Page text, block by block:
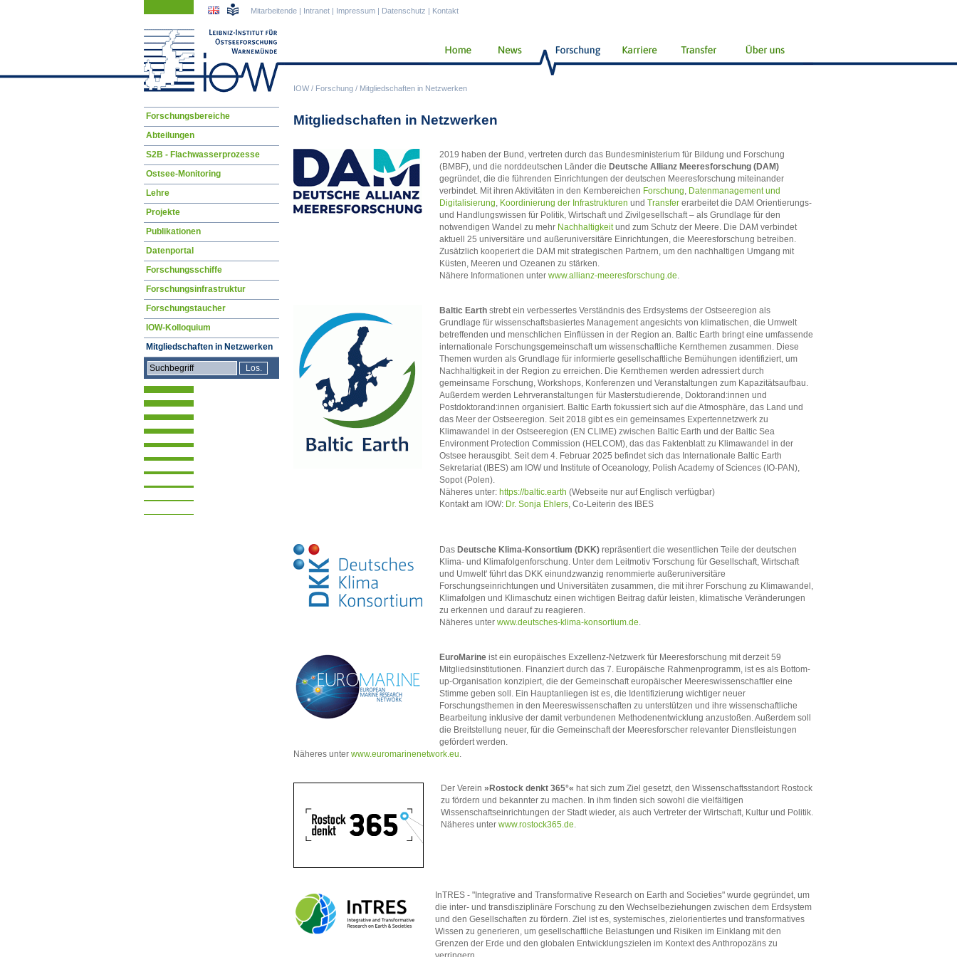
IOW/ Forschung / Mitgliedschaften in Netzwerken
Mitarbeitende | Intranet | Impressum | Datenschutz | Kontakt
Mitgliedschaften in Netzwerken
2019 haben der Bund, vertreten durch das Bundesministerium für Bildung und Forschung
(BMBF), und die norddeutschen Länder die Deutsche Allianz Meeresforschung (DAM)
gegründet, die die führenden Einrichtungen der deutschen Meeresforschung miteinander
verbindet. Mit ihren Aktivitäten in den Kernbereichen Forschung, Datenmanagement und
Digitalisierung, Koordinierung der Infrastrukturen und Transfererarbeitet die DAM Orientierungs-
und Handlungswissen für Politik, Wirtschaft und Zivilgesellschaft – als Grundlage für den
notwendigen Wandel zu mehr Nachhaltigkeitund zum Schutz der Meere. Die DAM verbindet
aktuell 25 universitäre und außeruniversitäre Einrichtungen, die Meeresforschung betreiben.
Zusätzlich kooperiert die DAM mit strategischen Partnern, um den nachhaltigen Umgang mit
Küsten, Meeren und Ozeanen zu stärken.
Nähere Informationen unter www.allianz-meeresforschung.de.
Baltic Earthstrebt ein verbessertes Verständnis des Erdsystems der Ostseeregion als
Grundlage für wissenschaftsbasiertes Management angesichts von klimatischen, die Umwelt
betreffenden und menschlichen Einflüssen in der Region an. Baltic Earth bringt eine umfassende
internationale Forschungsgemeinschaft um wissenschaftliche Kernthemen zusammen. Diese
Themen wurden als Grundlage für informierte gesellschaftliche Bemühungen identifiziert, um
Nachhaltigkeit in der Region zu erreichen. Die Kernthemen werden adressiert durch
gemeinsame Forschung, Workshops, Konferenzen und Veranstaltungen zum Kapazitätsaufbau.
Außerdem werden Lehrveranstaltungen für Masterstudierende, Doktorand:innen und
Postdoktorand:innen organisiert. Baltic Earth fokussiert sich auf die Atmosphäre, das Land und
das Meer der Ostseeregion. Seit 2018 gibt es ein gemeinsames Expertennetzwerk zu
Klimawandel in der Ostseeregion (EN CLIME) zwischen Baltic Earth und der Baltic Sea
Environment Protection Commission (HELCOM), das das Faktenblatt zu Klimawandel in der
Ostsee herausgibt. Seit dem 4. Februar 2025 befindet sich das Internationale Baltic Earth
Sekretariat (IBES) am IOW und Institute of Oceanology, Polish Academy of Sciences (IO-PAN),
Sopot (Polen).
Näheres unter: https://baltic.earth (Webseite nur auf Englisch verfügbar)
Kontakt am IOW: Dr. Sonja Ehlers, Co-Leiterin des IBES
Das Deutsche Klima-Konsortium (DKK)repräsentiert die wesentlichen Teile der deutschen
Klima- und Klimafolgenforschung. Unter dem Leitmotiv 'Forschung für Gesellschaft, Wirtschaft
und Umwelt' führt das DKK einundzwanzig renommierte außeruniversitäre
Forschungseinrichtungen und Universitäten zusammen, die mit ihrer Forschung zu Klimawandel,
Klimafolgen und Klimaschutz einen wichtigen Beitrag dafür leisten, klimatische Veränderungen
zu erkennen und darauf zu reagieren.
Näheres unter www.deutsches-klima-konsortium.de
EuroMarineist ein europäisches Exzellenz-Netzwerk für Meeresforschung mit derzeit 59
Mitgliedsinstitutionen. Finanziert durch das 7. Europäische Rahmenprogramm, ist es als Bottom-
up-Organisation konzipiert, die der Gemeinschaft europäischer Meereswissenschaftler eine
Stimme geben soll. Ein Hauptanliegen ist es, die Identifizierung wichtiger neuer
Forschungsthemen in den Meereswissenschaften zu unterstützen und ihre wissenschaftliche
Bearbeitung inklusive der damit verbundenen Methodenentwicklung anzustoßen. Außerdem soll
die Breitstellung neuer, für die Gemeinschaft der Meeresforscher relevanter Dienstleistungen
gefördert werden.
Näheres unter www.euromarinenetwork.eu
Der Verein »Rostock denkt 365°« hat sich zum Ziel gesetzt, den Wissenschaftsstandort Rostock
zu fördern und bekannter zu machen. In ihm finden sich sowohl die vielfältigen
Wissenschaftseinrichtungen der Stadt wieder, als auch Vertreter der Wirtschaft, Kultur und Politik.
Näheres unter www.rostock365.de.
InTRES - "Integrative and Transformative Research on Earth and Societies" wurde gegründet, um
die inter- und transdisziplinäre Forschung zu den Wechselbeziehungen zwischen dem Erdsystem
und den Gesellschaften zu fördern. Ziel ist es, systemisches, zielorientiertes und transformatives
Wissen zu generieren, um gesellschaftliche Belastungen und Risiken im Einklang mit den
Grenzen der Erde und den globalen Entwicklungszielen im Kontext des Anthropozäns zu
Navigation
überspringen
Forschungsbereiche
Abteilungen
S2B - Flachwasserprozesse
Ostsee-Monitoring
Lehre
Projekte
Publikationen
Datenportal
Forschungsschiffe
Forschungsinfrastruktur
Forschungstaucher
IOW-Kolloquium
Mitgliedschaften in Netzwerken